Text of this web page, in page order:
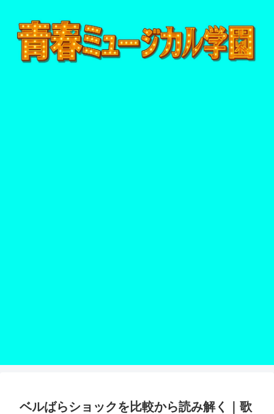
ベルばらショックを比較から読み解く｜歌